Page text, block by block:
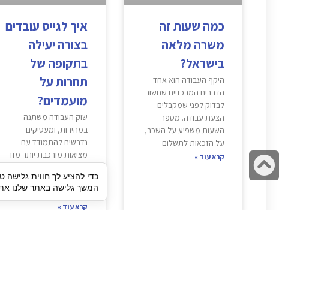
כמה שעות זה
משרה מלאה
בישראל?
היקף העבודה הוא אחד
הדברים המרכזיים שחשוב
לבדוק לפני שמקבלים
הצעת עבודה. מספר
השעות משפיע על השכר,
על הזכאות לתשלום
קרא עוד »
איך לגייס עובדים
בצורה יעילה
בתקופה של
תחרות על
מועמדים?
שוק העבודה משתנה
במהירות, ומעסיקים
נדרשים להתמודד עם
מציאות מורכבת יותר מזו
בוחנים כמה הצעות
במקביל, זמן
קרא עוד »
גלילה
לראש
כדי להציע לך חווית
המשך גלישה באתר שלנו